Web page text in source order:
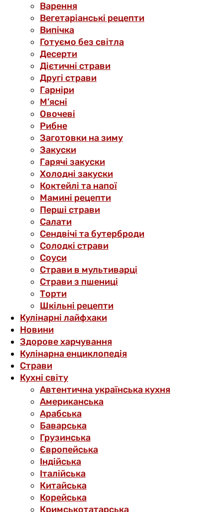
Варення
Вегетаріанські рецепти
Випічка
Готуємо без світла
Десерти
Дієтичні страви
Другі страви
Гарніри
М’ясні
Овочеві
Рибне
Заготовки на зиму
Закуски
Гарячі закуски
Холодні закуски
Коктейлі та напої
Мамині рецепти
Перші страви
Салати
Сендвічі та бутерброди
Солодкі страви
Соуси
Страви в мультиварці
Страви з пшениці
Торти
Шкільні рецепти
Кулінарні лайфхаки
Новини
Здорове харчування
Кулінарна енциклопедія
Страви
Кухні світу
Автентична українська кухня
Американська
Арабська
Баварська
Грузинська
Європейська
Індійська
Італійська
Китайська
Корейська
Кримськотатарська